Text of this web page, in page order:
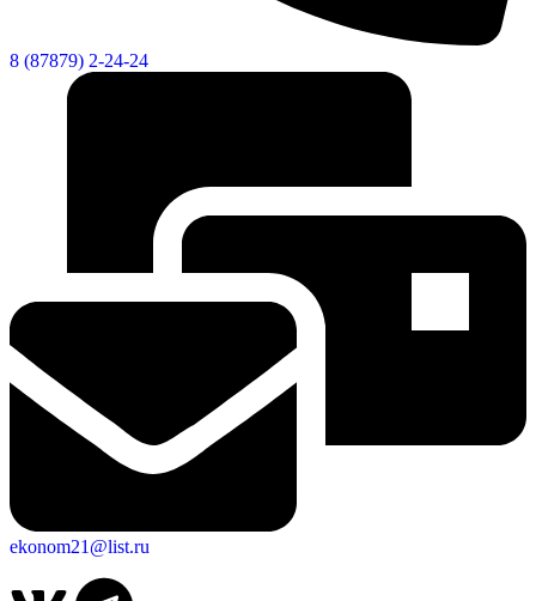
Об округе
8 (87879) 2-24-24
ekonom21@list.ru